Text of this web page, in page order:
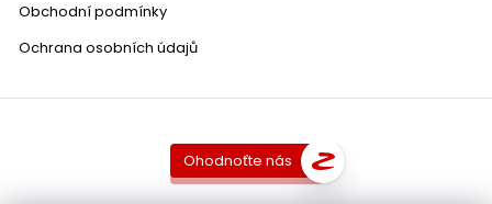
Obchodní podmínky
Ochrana osobních údajů
Ohodnoťte nás